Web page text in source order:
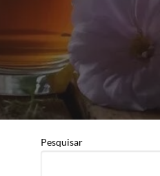
Pesquisar